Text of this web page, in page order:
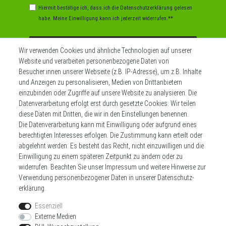
Hiermit bestätige ich, dass ich die Daten­schutz­erklärung gelesen
habe. Meine Einwilligung kann ich jederzeit widerrufen.**
** Hierbei handelt es sich um ein Pflichtfeld.
Widerrufs­recht Impressum
Daten­schutz­erklärung AGB Kontakt
Zahlen sie bequem per
Wir verwenden Cookies und ähnliche Technologien auf unserer
Website und verarbeiten personenbezogene Daten von
Besucher:innen unserer Webseite (z.B. IP-Adresse), um z.B. Inhalte
und Anzeigen zu personalisieren, Medien von Drittanbietern
einzubinden oder Zugriffe auf unsere Website zu analysieren. Die
Datenverarbeitung erfolgt erst durch gesetzte Cookies. Wir teilen
diese Daten mit Dritten, die wir in den Einstellungen benennen.
Die Datenverarbeitung kann mit Einwilligung oder aufgrund eines
berechtigten Interesses erfolgen. Die Zustimmung kann erteilt oder
abgelehnt werden. Es besteht das Recht, nicht einzuwilligen und die
Einwilligung zu einem späteren Zeitpunkt zu ändern oder zu
widerrufen. Beachten Sie unser Impressum und weitere Hinweise zur
Verwendung personenbezogener Daten in unserer Daten­schutz­
erklärung
Essenziell
Externe Medien